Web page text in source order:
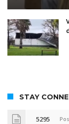
STAY
5295